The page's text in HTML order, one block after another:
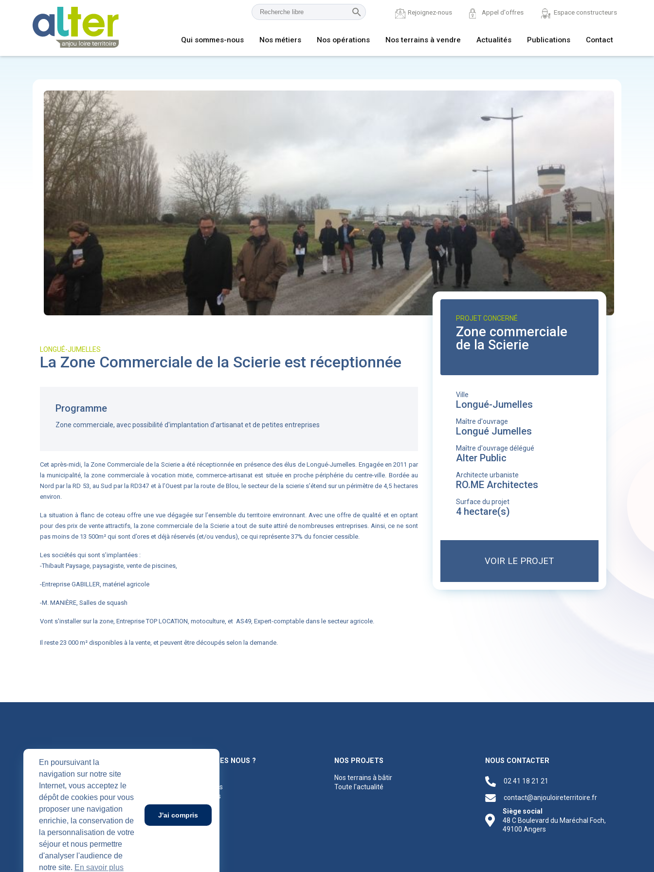
En poursuivant la
navigation sur notre site
Internet, vous acceptez le
dépôt de cookies pour vous
proposer une navigation
enrichie, la conservation de
la personnalisation de votre
séjour et nous permettre
d'analyser l'audience de
notre site. En savoir plus
J'ai compris
Rejoignez-nous Appel d'offres Espace constructeurs
Qui sommes-nous Nos métiers Nos opérations Nos terrains à vendre Actualités Publications Contact
LONGUÉ-JUMELLES
La Zone Commerciale de la Scierie est réceptionnée
Programme
Zone commerciale, avec possibilité d'implantation d'artisanat et de petites entreprises
Cet après-midi, la Zone Commerciale de la Scierie a été réceptionnée en présence des élus de Longué-Jumelles. Engagée en 2011 par
la municipalité, la zone commerciale à vocation mixte, commerce-artisanat est située en proche périphérie du centre-ville. Bordée au
Nord par la RD 53, au Sud par la RD347 et à l’Ouest par la route de Blou, le secteur de la scierie s’étend sur un périmètre de 4,5 hectares
environ.
La situation à flanc de coteau offre une vue dégagée sur l’ensemble du territoire environnant. Avec une offre de qualité et en optant
pour des prix de vente attractifs, la zone commerciale de la Scierie a tout de suite attiré de nombreuses entreprises. Ainsi, ce ne sont
pas moins de 13 500m² qui sont d’ores et déjà réservés (et/ou vendus), ce qui représente 37% du foncier cessible.
Les sociétés qui sont s’implantées :
-Thibault Paysage, paysagiste, vente de piscines,
-Entreprise GABILLER, matériel agricole
-M. MANIÈRE, Salles de squash
Vont s'installer sur la zone, Entreprise TOP LOCATION, motoculture, et AS49, Expert-comptable dans le secteur agricole.
Il reste 23 000 m² disponibles à la vente, et peuvent être découpés selon la demande.
PROJET CONCERNÉ
Zone commerciale
de la Scierie
Ville
Longué-Jumelles
Maître d'ouvrage
Longué Jumelles
Maître d'ouvrage délégué
Alter Public
Architecte urbaniste
RO.ME Architectes
Surface du projet
4 hectare(s)
VOIR LE PROJET
SUIVEZ-NOUS
QUI SOMMES NOUS ?
Nos agences
Publications
NOS PROJETS
Nos terrains à bâtir
Toute l'actualité
NOUS CONTACTER
02 41 18 21 21
contact@anjouloireterritoire.fr
Siège social
48 C Boulevard du Maréchal Foch,
49100 Angers